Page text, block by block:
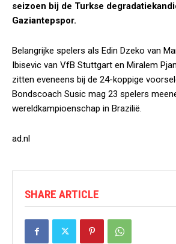
seizoen bij de Turkse
Gaziantepspor.
Belangrijke spelers als Edin Dzeko van
Ibisevic van VfB Stuttgart en Miralem
zitten eveneens bij de 24-koppige
Bondscoach Susic mag 23 spelers
wereldkampioenschap in Brazilië.
ad.nl
SHARE ARTICLE